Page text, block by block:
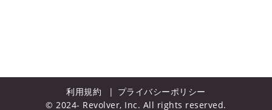
利用規約
プライバシーポリシー
© 2024- Revolver, Inc. All rights reserved.